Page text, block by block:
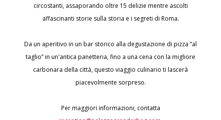
circostanti, assaporando oltre 15 delizie mentre ascolti
affascinanti storie sulla storia e i segreti di Roma.
Da un aperitivo in un bar storico alla degustazione di pizza “al
taglio” in un'antica panetteria, fino a una cena con la migliore
carbonara della città, questo viaggio culinario ti lascerà
piacevolmente sorpreso.
Per maggiori informazioni, contatta